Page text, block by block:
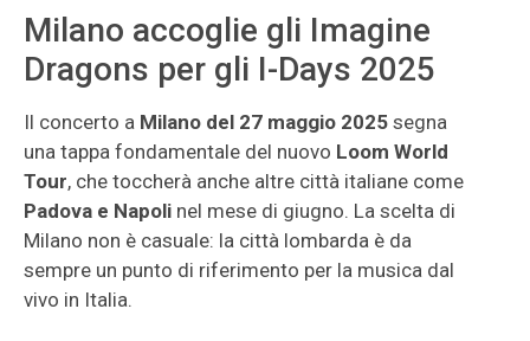
Milano accoglie gli Imagine
Dragons per gli I-Days 2025
Il concerto a Milano del 27 maggio 2025 segna
una tappa fondamentale del nuovo Loom World
Tour, che toccherà anche altre città italiane come
Padova e Napoli nel mese di giugno. La scelta di
Milano non è casuale: la città lombarda è da
sempre un punto di riferimento per la musica dal
vivo in Italia.